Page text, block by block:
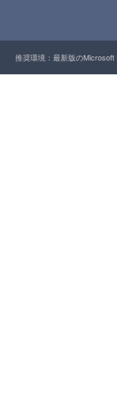
推奨環境：最新版の